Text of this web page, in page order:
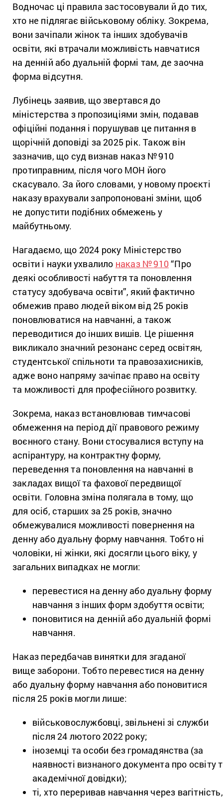
Водночас ці правила застосовували й до тих,
хто не підлягає військовому обліку. Зокрема,
вони зачіпали жінок та інших здобувачів
освіти, які втрачали можливість навчатися
на денній або дуальній формі там, де заочна
форма відсутня.
Лубінець заявив, що звертався до
міністерства з пропозиціями змін, подавав
офіційні подання і порушував це питання в
щорічній доповіді за 2025 рік. Також він
зазначив, що суд визнав наказ №910
протиправним, після чого МОН його
скасувало. За його словами, у новому проєкті
наказу врахували запропоновані зміни, щоб
не допустити подібних обмежень у
майбутньому.
Нагадаємо, що 2024 року Міністерство
освіти і науки ухвалило наказ №910“Про
деякі особливості набуття та поновлення
статусу здобувача освіти”, який фактично
обмежив право людей віком від 25 років
поновлюватися на навчанні, а також
переводитися до інших вишів. Це рішення
викликало значний резонанс серед освітян,
студентської спільноти та правозахисників,
адже воно напряму зачіпає право на освіту
та можливості для професійного розвитку.
Зокрема, наказ встановлював тимчасові
обмеження на період дії правового режиму
воєнного стану. Вони стосувалися вступу на
аспірантуру, на контрактну форму,
переведення та поновлення на навчанні в
закладах вищої та фахової передвищої
освіти. Головна зміна полягала в тому, що
для осіб, старших за 25 років, значно
обмежувалися можливості повернення на
денну або дуальну форму навчання. Тобто ні
чоловіки, ні жінки, які досягли цього віку, у
загальних випадках не могли:
перевестися на денну або дуальну форму
навчання з інших форм здобуття освіти;
поновитися на денній або дуальній формі
навчання.
Наказ передбачав винятки для згаданої
вище заборони. Тобто перевестися на денну
або дуальну форму навчання або поновитися
після 25 років могли лише:
військовослужбовці, звільнені зі служби
після 24 лютого 2022 року;
іноземці та особи без громадянства (за
наявності визнаного документа про освіту
академічної довідки);
ті, хто переривав навчання через вагітність,